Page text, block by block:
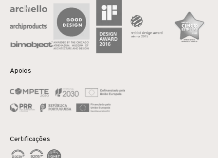
Apoios
Certificações